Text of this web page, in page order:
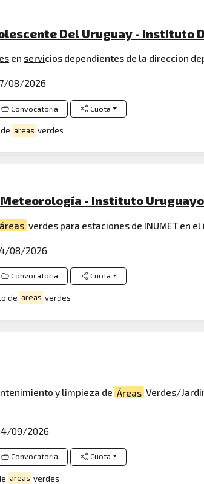
Del Uruguay - Instituto
en servicios dependientes de la direccion
08/2026
Convocatoria Cuota
areas verdes
- Instituto
áreas verdes para estaciones de INUMET en el
08/2026
Convocatoria Cuota
de areas verdes
y limpieza de Áreas Verdes/
09/2026
Convocatoria Cuota
areas verdes